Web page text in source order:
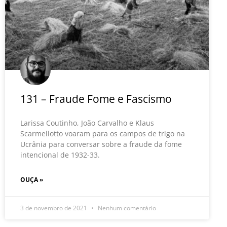
131 – Fraude Fome e Fascismo
Larissa Coutinho, João Carvalho e Klaus
Scarmellotto voaram para os campos de trigo na
Ucrânia para conversar sobre a fraude da fome
intencional de 1932-33.
OUÇA »
3 de novembro de 2021 Nenhum comentário